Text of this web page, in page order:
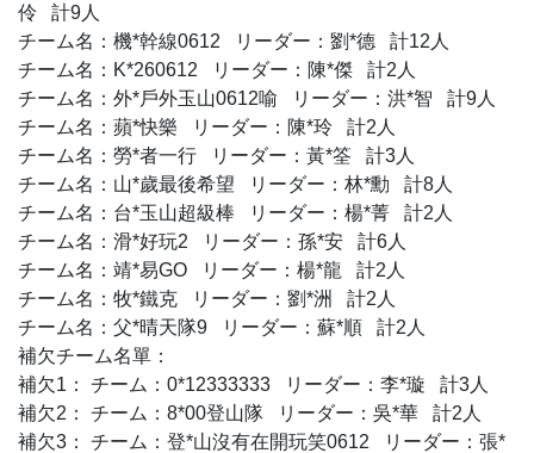
伶 計9人
チーム名：機*幹線0612 リーダー：劉*德 計12人
チーム名：K*260612 リーダー：陳*傑 計2人
チーム名：外*戶外玉山0612喻 リーダー：洪*智 計9人
チーム名：蘋*快樂 リーダー：陳*玲 計2人
チーム名：勞*者一行 リーダー：黃*筌 計3人
チーム名：山*歲最後希望 リーダー：林*勳 計8人
チーム名：台*玉山超級棒 リーダー：楊*菁 計2人
チーム名：滑*好玩2 リーダー：孫*安 計6人
チーム名：靖*易GO リーダー：楊*龍 計2人
チーム名：牧*鐵克 リーダー：劉*洲 計2人
チーム名：父*晴天隊9 リーダー：蘇*順 計2人
補欠チーム名單：
補欠1： チーム：0*12333333 リーダー：李*璇 計3人
補欠2： チーム：8*00登山隊 リーダー：吳*華 計2人
補欠3： チーム：登*山沒有在開玩笑0612 リーダー：張*